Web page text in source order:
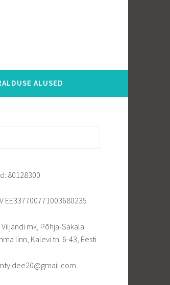
ALUSED
80128300
EE337700771003680235
Viljandi mk, Põhja-Sakala
linn, Kalevi tn. 6-43, Eesti